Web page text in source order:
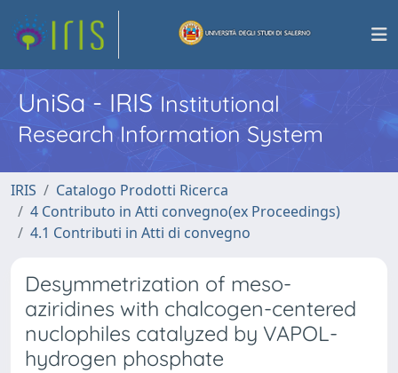
UniSa - IRISInstitutional
Research Information System
IRIS
Catalogo Prodotti Ricerca
4 Contributo in Atti convegno(ex Proceedings)
4.1 Contributi in Atti di convegno
Desymmetrization of meso-
aziridines with chalcogen-centered
nuclophiles catalyzed by VAPOL-
hydrogen phosphate